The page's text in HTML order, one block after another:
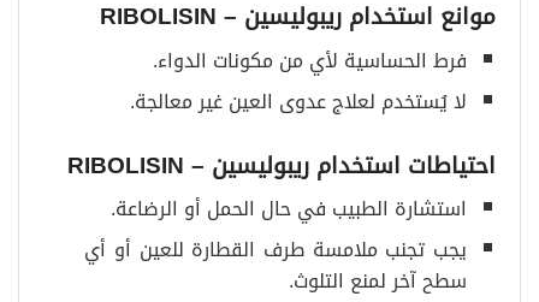
موانع استخدام ريبوليسين – RIBOLISIN
فرط الحساسية لأي من مكونات الدواء.
لا يُستخدم لعلاج عدوى العين غير معالجة.
احتياطات استخدامريبوليسين – RIBOLISIN
استشارة الطبيب في حال الحمل أو الرضاعة.
يجب تجنب ملامسة طرف القطارة للعين أو أي
سطح آخر لمنع التلوث.